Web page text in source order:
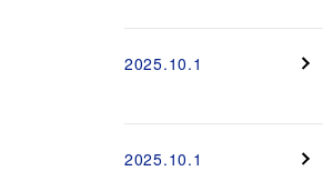
2025.10.1
2025.10.1